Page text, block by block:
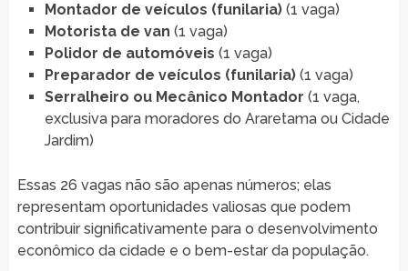
Montador de veículos (funilaria)(1 vaga)
Motorista de van (1 vaga)
Polidor de automóveis (1 vaga)
Preparador de veículos (funilaria)(1 vaga)
Serralheiro ou Mecânico Montador (1 vaga,
exclusiva para moradores do Araretama ou Cidade
Jardim)
Essas 26 vagas não são apenas números; elas
representam oportunidades valiosas que podem
contribuir significativamente para o desenvolvimento
econômico da cidade e o bem-estar da população.